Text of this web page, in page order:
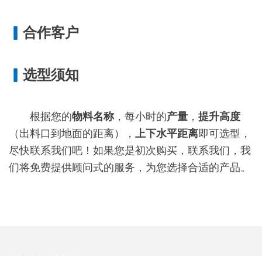
合作客户
选型须知
根据您的物料名称 ，每小时的产量 ， 提升高度
（出料口到地面的距离）， 上下水平距离即可选型，
尽快联系我们吧！如果您是初次购买，联系我们，我
们将免费提供顾问式的服务，为您选择合适的产品。